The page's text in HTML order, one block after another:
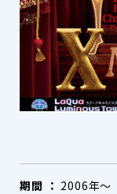
期間 ： 2006年～